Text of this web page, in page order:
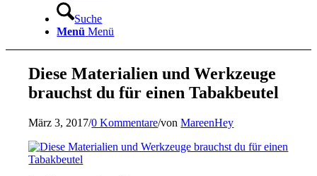
Suche
Menü Menü
Diese Materialien und Werkzeuge
brauchst du für einen Tabakbeutel
März 3, 2017/0 Kommentare/vonMareenHey